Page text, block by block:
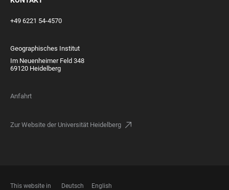
+49 6221 54-4570
Geographisches Institut
Im Neuenheimer Feld 348
69120 Heidelberg
Anfahrt
Zur Website der Universität Heidelberg
This website in Deutsch English